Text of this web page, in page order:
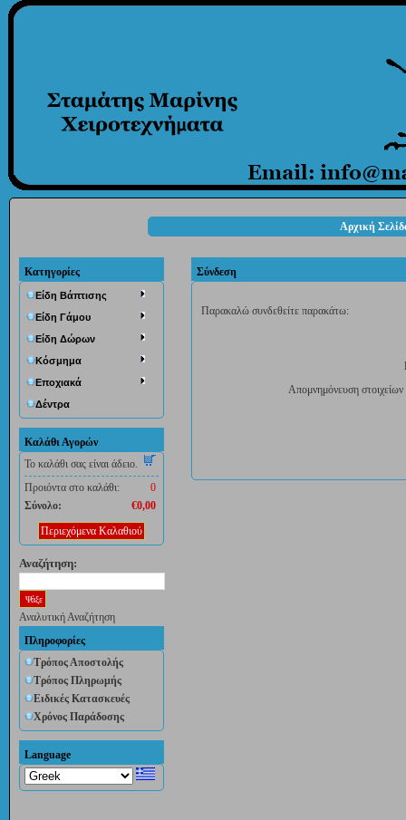
Αρχική
Κατηγορίες
Eίδη Βάπτισης
Είδη Γάμου
Είδη Δώρων
Κόσμημα
Εποχιακά
Δέντρα
Καλάθι Αγορών
Το καλάθι σας είναι άδειο.
0
Προιόντα στο καλάθι:
€0,00
Σύνολο:
Περιεχόμενα Καλαθιού
Αναζήτηση:
Αναλυτική Αναζήτηση
Πληροφορίες
Τρόπος Αποστολής
Τρόπος Πληρωμής
Ειδικές Κατασκευές
Χρόνος Παράδοσης
Language
Σύνδεση
Παρακαλώ συνδεθείτε παρακάτω:
Απομνημόνευση στοιχείων